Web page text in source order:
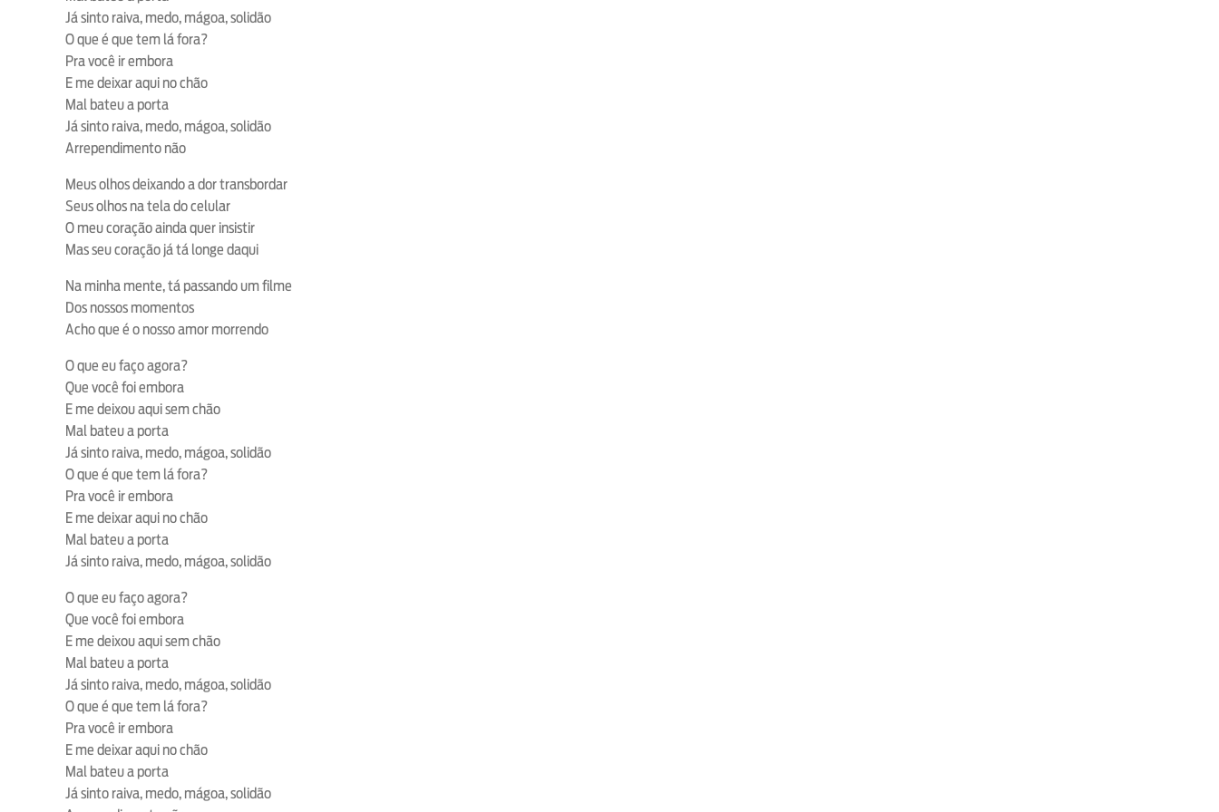
Já sinto raiva, medo, mágoa, solidão
O que é que tem lá fora?
Pra você ir embora
E me deixar aqui no chão
Mal bateu a porta
Já sinto raiva, medo, mágoa, solidão
Arrependimento não
Meus olhos deixando a dor transbordar
Seus olhos na tela do celular
O meu coração ainda quer insistir
Mas seu coração já tá longe daqui
Na minha mente, tá passando um filme
Dos nossos momentos
Acho que é o nosso amor morrendo
O que eu faço agora?
Que você foi embora
E me deixou aqui sem chão
Mal bateu a porta
Já sinto raiva, medo, mágoa, solidão
O que é que tem lá fora?
Pra você ir embora
E me deixar aqui no chão
Mal bateu a porta
Já sinto raiva, medo, mágoa, solidão
O que eu faço agora?
Que você foi embora
E me deixou aqui sem chão
Mal bateu a porta
Já sinto raiva, medo, mágoa, solidão
O que é que tem lá fora?
Pra você ir embora
E me deixar aqui no chão
Mal bateu a porta
Já sinto raiva, medo, mágoa, solidão